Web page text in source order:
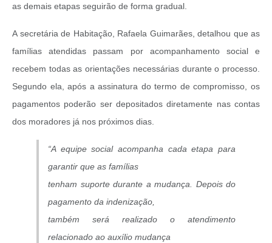
as demais etapas seguirão de forma gradual.
A secretária de Habitação, Rafaela Guimarães, detalhou que as
famílias atendidas passam por acompanhamento social e
recebem todas as orientações necessárias durante o processo.
Segundo ela, após a assinatura do termo de compromisso, os
pagamentos poderão ser depositados diretamente nas contas
dos moradores já nos próximos dias.
“A equipe social acompanha cada etapa para
garantir que as famílias
tenham suporte durante a mudança. Depois do
pagamento da indenização,
também será realizado o atendimento
relacionado ao auxílio mudança